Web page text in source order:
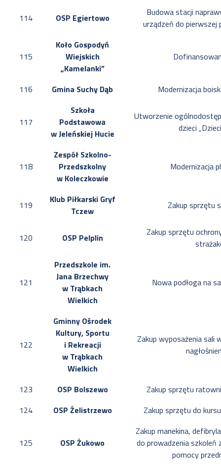
114 OSP Egiertowo
Budowa stacji
urządzeń do pierwszej
115
Koło Gospodyń
Wiejskich
„Kamelanki”
116 Gmina Suchy Dąb Modernizacja
117
Szkoła
Podstawowa
w Jeleńskiej Hucie
Utworzenie
dzieci
118
Zespół Szkolno-
Przedszkolny
w Koleczkowie
Modernizacja
119
Klub Piłkarski Gryf
Tczew
Zakup sprzętu
120 OSP Pelplin
Zakup sprzętu
121
Przedszkole im.
Jana Brzechwy
w Trąbkach
Wielkich
Nowa podłoga na
122
Gminny Ośrodek
Kultury, Sportu
i Rekreacji
w Trąbkach
Wielkich
Zakup wyposażenia sali
123 OSP Bolszewo
Zakup sprzętu
124
OSP Żelistrzewo Zakup sprzętu do
125 OSP Żukowo
Zakup manekina,
do prowadzenia szkoleń
pomocy